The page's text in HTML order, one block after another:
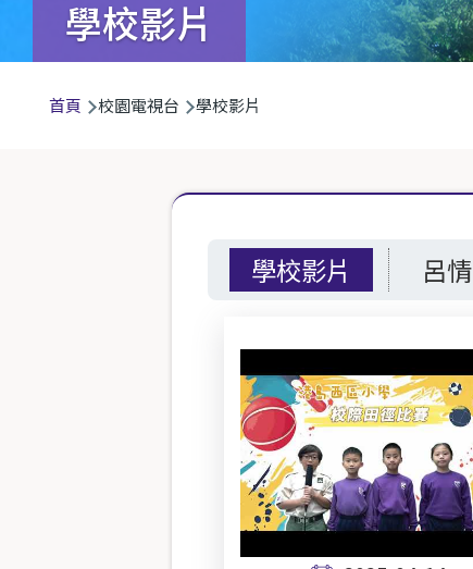
學校影片
航
首頁 校園電視台 學校影片
學校影片 呂情